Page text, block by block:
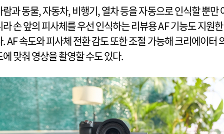
람과 동물, 자동차, 비행기, 열차 등을 자동으로 인식할 뿐만
라 손 앞의 피사체를 우선 인식하는 리뷰용 AF 기능도 지원한
. AF 속도와 피사체 전환 감도 또한 조절 가능해 크리에이터
에 맞춰 영상을 촬영할 수도 있다.